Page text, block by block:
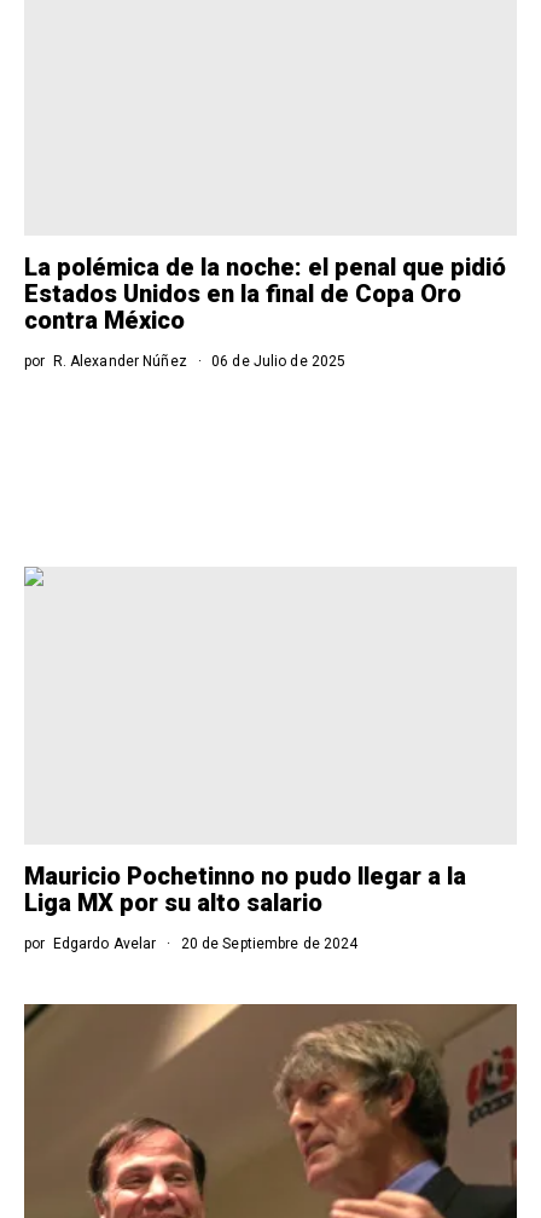
La polémica de la noche: el penal que pidió
Estados Unidos en la final de Copa Oro
contra México
por R. Alexander Núñez 06 de Julio de 2025
Mauricio Pochetinno no pudo llegar a la
Liga MX por su alto salario
por Edgardo Avelar 20 de Septiembre de 2024